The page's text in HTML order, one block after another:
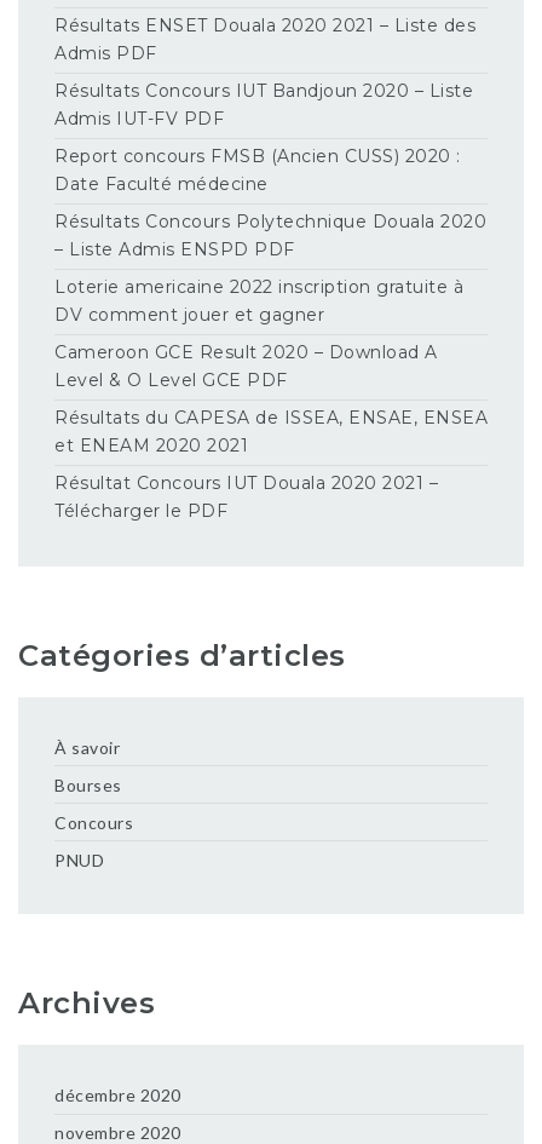
Résultats ENSET Douala 2020 2021 – Liste des
Admis PDF
Résultats Concours IUT Bandjoun 2020 – Liste
Admis IUT-FV PDF
Report concours FMSB (Ancien CUSS) 2020 :
Date Faculté médecine
Résultats Concours Polytechnique Douala 2020
– Liste Admis ENSPD PDF
Loterie americaine 2022 inscription gratuite à
DV comment jouer et gagner
Cameroon GCE Result 2020 – Download A
Level & O Level GCE PDF
Résultats du CAPESA de ISSEA, ENSAE, ENSEA
et ENEAM 2020 2021
Résultat Concours IUT Douala 2020 2021 –
Télécharger le PDF
Catégories d’articles
À savoir
Bourses
Concours
PNUD
Archives
décembre 2020
novembre 2020